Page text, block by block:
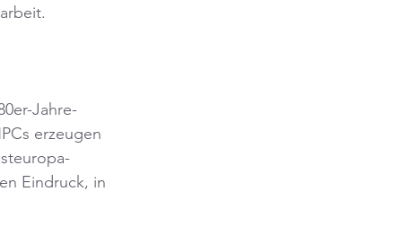
Jahre-
erzeugen
Eindruck, in